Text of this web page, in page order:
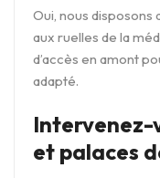
Oui, nous
aux ruelles de la
d’accès en amont
adapté.
Intervenez-
et palaces